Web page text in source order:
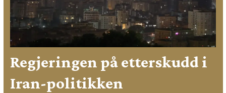
Regjeringen på etterskudd i
Iran-politikken